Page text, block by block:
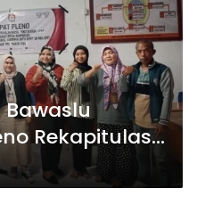
Bawaslu
Rekapitulasi
Desa